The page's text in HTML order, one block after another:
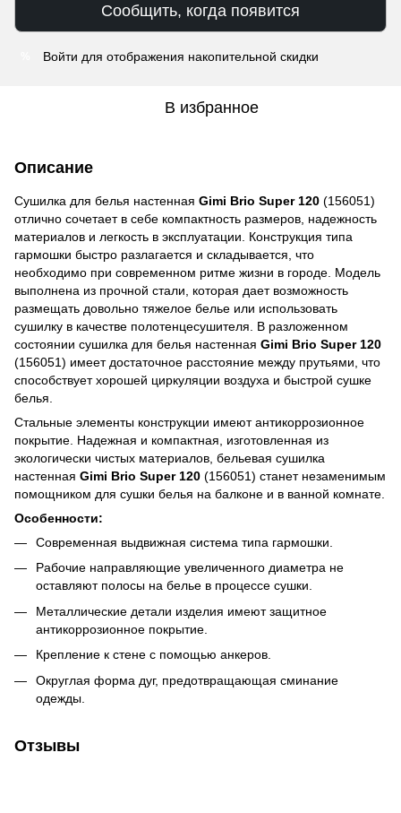
Сообщить, когда появится
Войти для отображения накопительной скидки
В избранное
Описание
Сушилка для белья настенная Gimi Brio Super 120 (156051)
отлично сочетает в себе компактность размеров, надежность
материалов и легкость в эксплуатации. Конструкция типа
гармошки быстро разлагается и складывается, что
необходимо при современном ритме жизни в городе. Модель
выполнена из прочной стали, которая дает возможность
размещать довольно тяжелое белье или использовать
сушилку в качестве полотенцесушителя. В разложенном
состоянии сушилка для белья настенная Gimi Brio Super 120
(156051) имеет достаточное расстояние между прутьями, что
способствует хорошей циркуляции воздуха и быстрой сушке
белья.
Стальные элементы конструкции имеют антикоррозионное
покрытие. Надежная и компактная, изготовленная из
экологически чистых материалов, бельевая сушилка
настенная Gimi Brio Super 120 (156051) станет незаменимым
помощником для сушки белья на балконе и в ванной комнате.
Особенности:
Современная выдвижная система типа гармошки.
Рабочие направляющие увеличенного диаметра не
оставляют полосы на белье в процессе сушки.
Металлические детали изделия имеют защитное
антикоррозионное покрытие.
Крепление к стене с помощью анкеров.
Округлая форма дуг, предотвращающая сминание
одежды.
Отзывы